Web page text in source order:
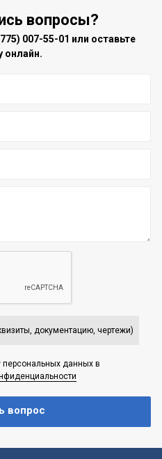
вопросы?
007-55-01 или оставьте
онлайн.
документацию, чертежи)
персональных данных в